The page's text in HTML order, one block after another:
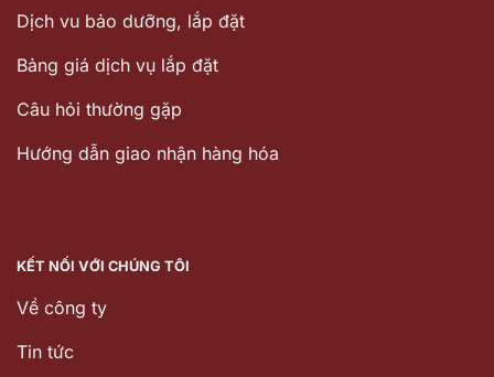
Dịch vu bảo dưỡng, lắp đặt
Bảng giá dịch vụ lắp đặt
Câu hỏi thường gặp
Hướng dẫn giao nhận hàng hóa
KẾT NỐI VỚI CHÚNG TÔI
Về công ty
Tin tức